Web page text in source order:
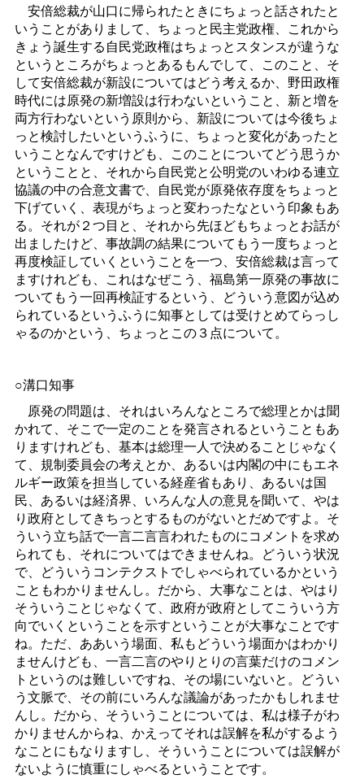
安倍総裁が山口に帰られたときにちょっと話されたと
いうことがありまして、ちょっと民主党政権、これから
きょう誕生する自民党政権はちょっとスタンスが違うな
というところがちょっとあるもんでして、このこと、そ
して安倍総裁が新設についてはどう考えるか、野田政権
時代には原発の新増設は行わないということ、新と増を
両方行わないという原則から、新設については今後ちょ
っと検討したいというふうに、ちょっと変化があったと
いうことなんですけども、このことについてどう思うか
ということと、それから自民党と公明党のいわゆる連立
協議の中の合意文書で、自民党が原発依存度をちょっと
下げていく、表現がちょっと変わったなという印象もあ
る。それが２つ目と、それから先ほどもちょっとお話が
出ましたけど、事故調の結果についてもう一度ちょっと
再度検証していくということを一つ、安倍総裁は言って
ますけれども、これはなぜこう、福島第一原発の事故に
ついてもう一回再検証するという、どういう意図が込め
られているというふうに知事としては受けとめてらっし
ゃるのかという、ちょっとこの３点について。
○溝口知事
原発の問題は、それはいろんなところで総理とかは聞
かれて、そこで一定のことを発言されるということもあ
りますけれども、基本は総理一人で決めることじゃなく
て、規制委員会の考えとか、あるいは内閣の中にもエネ
ルギー政策を担当している経産省もあり、あるいは国
民、あるいは経済界、いろんな人の意見を聞いて、やは
り政府としてきちっとするものがないとだめですよ。そ
ういう立ち話で一言二言言われたものにコメントを求め
られても、それについてはできませんね。どういう状況
で、どういうコンテクストでしゃべられているかという
こともわかりませんし。だから、大事なことは、やはり
そういうことじゃなくて、政府が政府としてこういう方
向でいくということを示すということが大事なことです
ね。ただ、ああいう場面、私もどういう場面かはわかり
ませんけども、一言二言のやりとりの言葉だけのコメン
トというのは難しいですね、その場にいないと。どうい
う文脈で、その前にいろんな議論があったかもしれませ
んし。だから、そういうことについては、私は様子がわ
かりませんからね、かえってそれは誤解を私がするよう
なことにもなりますし、そういうことについては誤解が
ないように慎重にしゃべるということです。